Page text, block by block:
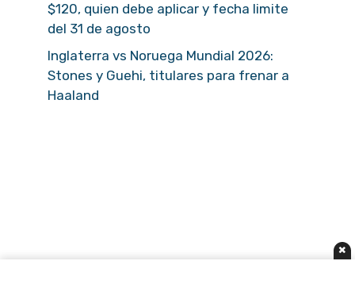
$120, quien debe aplicar y fecha limite
del 31 de agosto
Inglaterra vs Noruega Mundial 2026:
Stones y Guehi, titulares para frenar a
Haaland
×